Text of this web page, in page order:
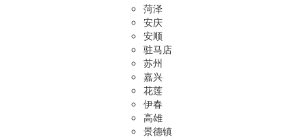
菏泽
安庆
安顺
驻马店
苏州
嘉兴
花莲
伊春
高雄
景德镇